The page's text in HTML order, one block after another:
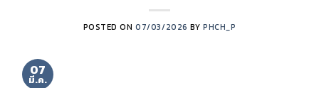
POSTED ON07/03/2026 BYPHCH_P
07
มี.ค.